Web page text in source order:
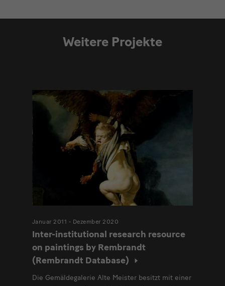
Weitere Projekte
Januar 2011 - Dezember 2020
Inter-institutional research resource
on paintings by Rembrandt
(Rembrandt Database)
Die Gemäldegalerie Alte Meister besitzt mit einer